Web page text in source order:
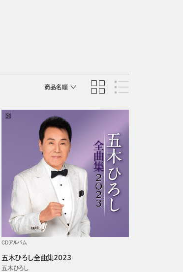
商品名順
CDアルバム
五木ひろし全曲集2023
五木ひろし